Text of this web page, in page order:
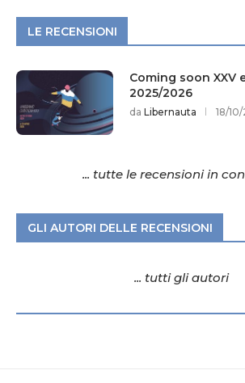
LE RECENSIONI
Coming soon XXV
2025/2026
da Libernauta 18/
... tutte le recensioni in
GLI AUTORI DELLE RECENSIONI
... tutti gli autori